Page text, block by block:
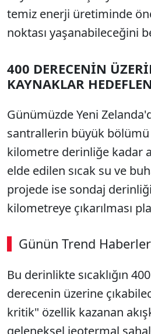
temiz enerji üretiminde
noktası yaşanabileceğini
400 DERECENİN
KAYNAKLAR
Günümüzde Yeni
santrallerin büyük bölümü
kilometre derinliğe kadar
elde edilen sıcak su ve
projede ise sondaj
kilometreye çıkarılması
Günün Trend
Bu derinlikte sıcaklığın
derecenin üzerine
kritik" özellik kazanan
geleneksel jeotermal